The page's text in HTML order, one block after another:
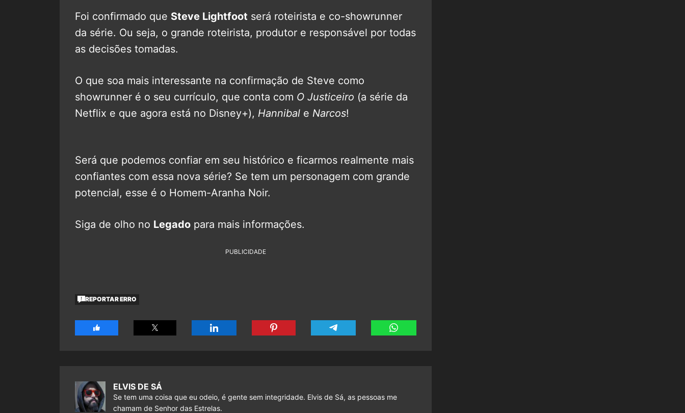
Foi confirmado que Steve Lightfoot será roteirista e co-showrunner
da série. Ou seja, o grande roteirista, produtor e responsável por todas
as decisões tomadas.
O que soa mais interessante na confirmação de Steve como
showrunner é o seu currículo, que conta com O Justiceiro (a série da
Netflix e que agora está no Disney+), Hannibal e Narcos!
Será que podemos confiar em seu histórico e ficarmos realmente mais
confiantes com essa nova série? Se tem um personagem com grande
potencial, esse é o Homem-Aranha Noir.
Siga de olho no Legado para mais informações.
PUBLICIDADE
REPORTAR ERRO
ELVIS DE SÁ
Se tem uma coisa que eu odeio, é gente sem integridade. Elvis de Sá, as pessoas me
chamam de Senhor das Estrelas.